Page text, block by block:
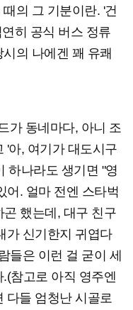
의 그 기분이란. '건
히 공식 버스 정류
의 나에겐 꽤 유쾌
가 동네마다, 아니 조
'아, 여기가 대도시구
하나라도 생기면 "영
어. 얼마 전엔 스타벅
했는데, 대구 친구
가 신기한지 귀엽다
들은 이런 걸 굳이 세
참고로 아직 영주엔
다들 엄청난 시골로